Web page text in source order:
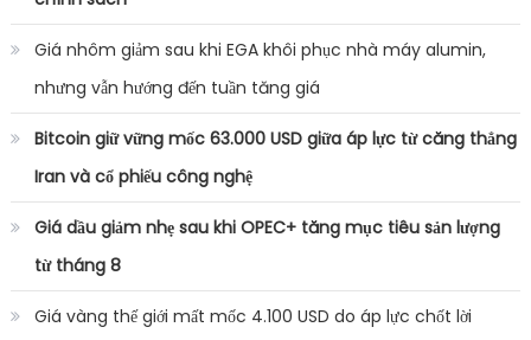
Giá nhôm giảm sau khi EGA khôi phục nhà máy alumin,
nhưng vẫn hướng đến tuần tăng giá
Bitcoin giữ vững mốc 63.000 USD giữa áp lực từ căng thẳng
Iran và cổ phiếu công nghệ
Giá dầu giảm nhẹ sau khi OPEC+ tăng mục tiêu sản lượng
từ tháng 8
Giá vàng thế giới mất mốc 4.100 USD do áp lực chốt lời